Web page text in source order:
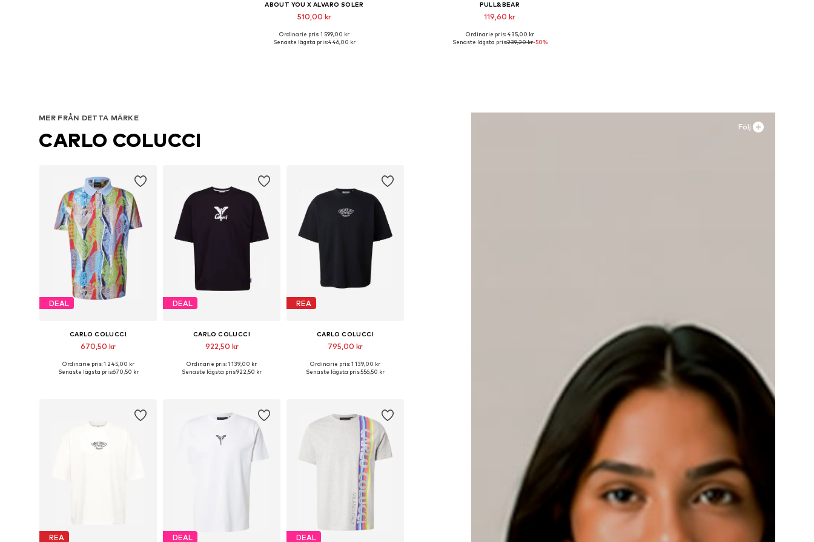
ABOUT YOU X ALVARO SOLER
510,00 kr
Tillgängliga storlekar: 52
Ordinarie pris: 1 599,00 kr
Senaste lägsta pris:446,00 kr
PULL&BEAR
119,60 kr
Tillgängliga storlekar: 31, 32, 34
Ordinarie pris: 435,00 kr
Senaste lägsta pris:239,20 kr-50%
Följ
MER FRÅN DETTA MÄRKE
CARLO COLUCCI
DEAL
CARLO COLUCCI
670,50 kr
Tillgängliga storlekar: S, M
Ordinarie pris: 1 245,00 kr
Senaste lägsta pris:670,50 kr
DEAL
CARLO COLUCCI
922,50 kr
Ordinarie pris: 1 139,00 kr
Senaste lägsta pris:922,50 kr
REA
CARLO COLUCCI
795,00 kr
Tillgängliga storlekar: S, M, L, XL
Ordinarie pris: 1 139,00 kr
Senaste lägsta pris:556,50 kr
REA DEAL DEAL